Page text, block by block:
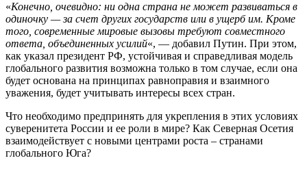
«Конечно, очевидно: ни одна страна не может развиваться в
одиночку — за счет других государств или в ущерб им. Кроме
того, современные мировые вызовы требуют совместного
ответа, объединенных усилий«, — добавил Путин. При этом,
как указал президент РФ, устойчивая и справедливая модель
глобального развития возможна только в том случае, если она
будет основана на принципах равноправия и взаимного
уважения, будет учитывать интересы всех стран.
Что необходимо предпринять для укрепления в этих условиях
суверенитета России и ее роли в мире? Как Северная Осетия
взаимодействует с новыми центрами роста – странами
глобального Юга?